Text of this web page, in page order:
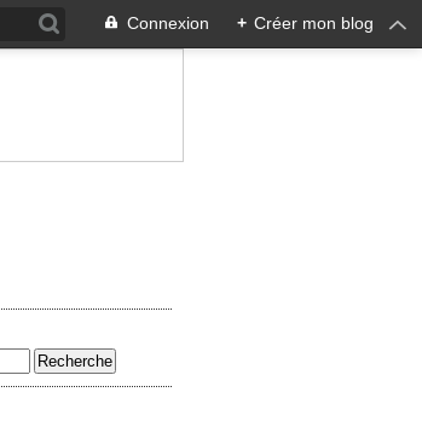
Connexion + Créer mon blog